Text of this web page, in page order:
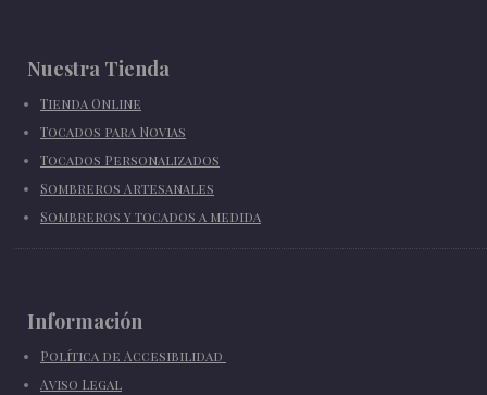
Nuestra Tienda
Tienda Online
Tocados para Novias
Tocados Personalizados
Sombreros Artesanales
Sombreros y tocados a medida
Información
Política de Accesibilidad
Aviso Legal